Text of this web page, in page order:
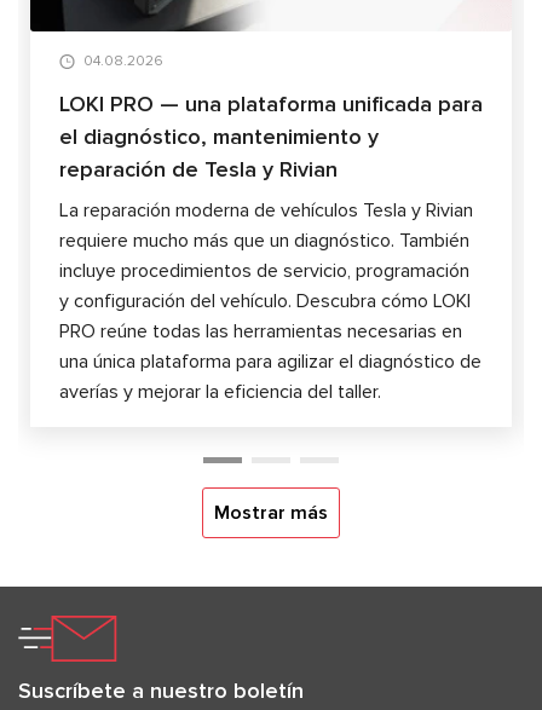
04.08.2026
LOKI PRO — una plataforma unificada para
el diagnóstico, mantenimiento y
reparación de Tesla y Rivian
La reparación moderna de vehículos Tesla y Rivian
requiere mucho más que un diagnóstico. También
incluye procedimientos de servicio, programación
y configuración del vehículo. Descubra cómo LOKI
PRO reúne todas las herramientas necesarias en
una única plataforma para agilizar el diagnóstico de
averías y mejorar la eficiencia del taller.
Mostrar más
Suscríbete a nuestro boletín